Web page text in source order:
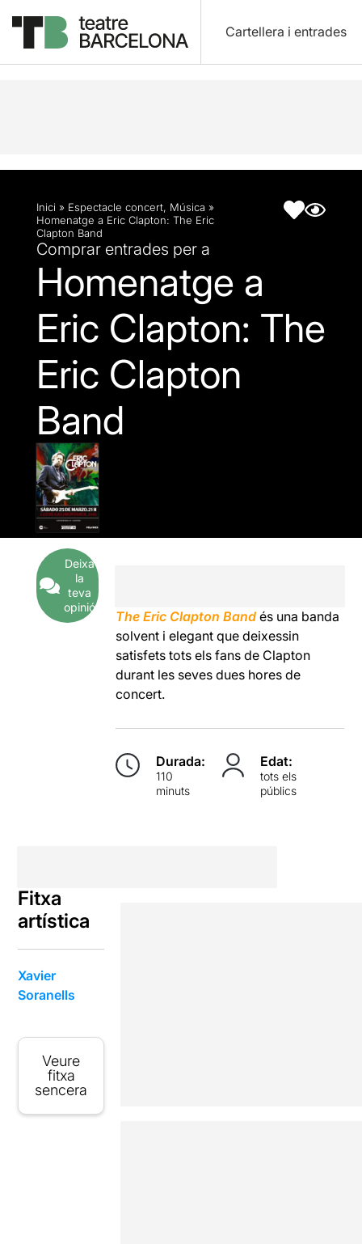
Cartellera i entrades
Descripció Fitxa artística
Inici » Espectacle concert, Música »
Homenatge a Eric Clapton: The Eric
Clapton Band
Comprar entrades per a
Homenatge a
Eric Clapton: The
Eric Clapton
Band
Deixa
la
teva
opinió
The Eric Clapton Band és una banda
solvent i elegant que deixessin
satisfets tots els fans de Clapton
durant les seves dues hores de
concert.
Durada:
110
minuts
Edat:
tots els
públics
Fitxa
artística
Xavier
Soranells
Veure
fitxa
sencera